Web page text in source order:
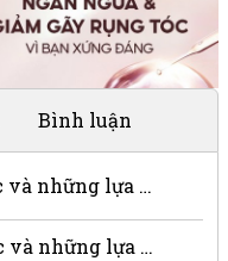
Bình luận
Chương 8 - Gặp lại kiếp trước và những lựa chọn đau thương
Chương 7 - Gặp lại kiếp trước và những lựa chọn đau thương